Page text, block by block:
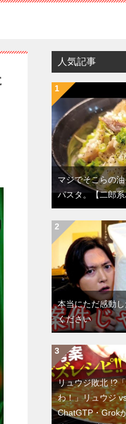
人気記事
マジでそこらの
パスタ。【二郎
本当にただ感動
ください
リュウジ敗北 !?
わ！」リュウジ
ChatGTP・Grok